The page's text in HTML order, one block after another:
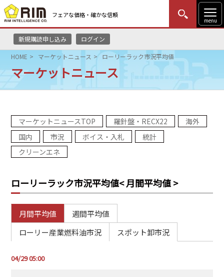
フェアな価格・確かな信頼
menu
新規購読申し込み ログイン
MENU
はじめての方
HOME
リムレポート
メソドロジー
コンサルティング
PRA原則
Q & A
HOME マーケットニュース ローリーラック市況平均値
マーケットニュース
マーケットニュースTOP 羅針盤・RECX22
海外
国内
市況 ボイス・入札
統計
クリーンエネ
ローリーラック市況平均値< 月間平均値 >
月間平均値
週間平均値
ローリー産業燃料油市況
スポット卸市況
04/29 05:00